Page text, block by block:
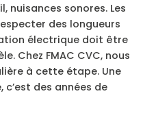
nuisances sonores. Les
des longueurs
électrique doit être
Chez FMAC CVC, nous
à cette étape. Une
des années de